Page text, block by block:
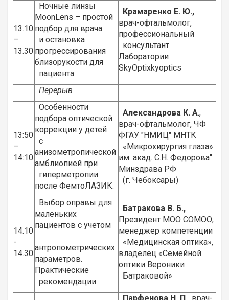
13.10
–
13.30
Ночные линзы
MoonLens – простой
подбор для врача
и остановка
прогрессирования
близорукости для
пациента
Крамаренко Е. Ю.,
врач-офтальмолог,
профессиональный
консультант
Лаборатории
SkyOptixkyoptics
Перерыв
13:50
–
14:10
Особенности
подбора оптической
коррекции у детей
с
анизометропической
амблиопией при
гиперметропии
после ФемтоЛАЗИК.
Александрова К. А.,
врач-офтальмолог, ЧФ
ФГАУ "НМИЦ" МНТК
«Микрохирургия глаза»
им. акад. С.Н. Федорова"
Минздрава РФ
(г. Чебоксары)
14.10
-
14.30
Выбор оправы для
маленьких
пациентов с учетом
антропометрических
параметров.
Практические
рекомендации
Батракова В. Б.,
Президент МОО СОМОО,
менеджер компетенции
«Медицинская оптика»,
владелец «Семейной
оптики Вероники
Батраковой»